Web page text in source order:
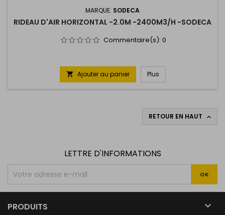
MARQUE: SODECA
RIDEAU D'AIR HORIZONTAL -2.0M -2400M3/H -SODECA
Commentaire(s): 0
 Ajouter au panier Plus
RETOUR EN HAUT 
LETTRE D'INFORMATIONS
PRODUITS 